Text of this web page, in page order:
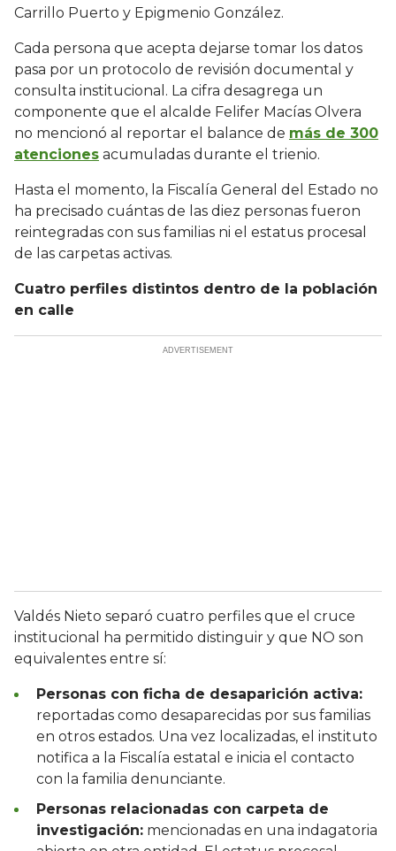
Carrillo Puerto y Epigmenio González.
Cada persona que acepta dejarse tomar los datos
pasa por un protocolo de revisión documental y
consulta institucional. La cifra desagrega un
componente que el alcalde Felifer Macías Olvera
no mencionó al reportar el balance de más de 300
atenciones acumuladas durante el trienio.
Hasta el momento, la Fiscalía General del Estado no
ha precisado cuántas de las diez personas fueron
reintegradas con sus familias ni el estatus procesal
de las carpetas activas.
Cuatro perfiles distintos dentro de la población
en calle
Valdés Nieto separó cuatro perfiles que el cruce
institucional ha permitido distinguir y que NO son
equivalentes entre sí:
Personas con ficha de desaparición activa:
reportadas como desaparecidas por sus familias
en otros estados. Una vez localizadas, el instituto
notifica a la Fiscalía estatal e inicia el contacto
con la familia denunciante.
Personas relacionadas con carpeta de
investigación: mencionadas en una indagatoria